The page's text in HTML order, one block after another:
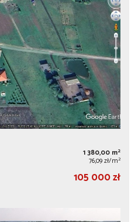
1 380,00 m2
76,09 zł/m2
105 000 zł